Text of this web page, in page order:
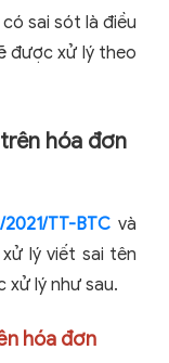
sai sót là điều
được xử lý theo
hóa đơn
TT-BTCvà
xử lý viết sai tên
lý như sau.
hóa đơn